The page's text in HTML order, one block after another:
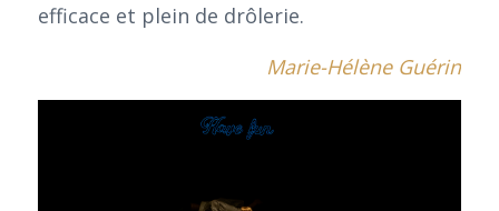
efficace et plein de drôlerie.
Marie-Hélène Guérin